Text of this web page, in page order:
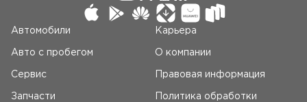
Автомобили
Авто c пробегом
Сервис
Запчасти
Карьера
О компании
Правовая информация
Политика обработки